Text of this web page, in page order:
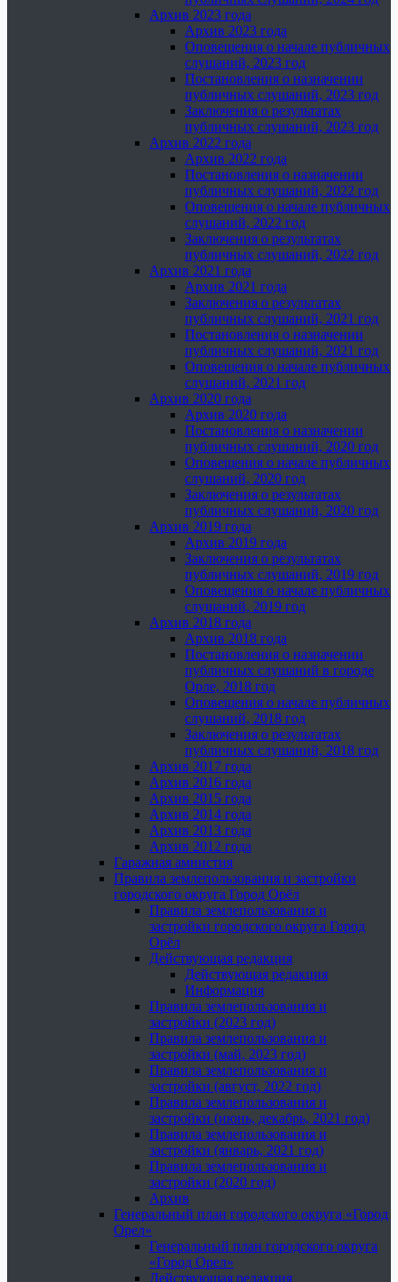
Архив 2023 года
Архив 2023 года
Оповещения о начале публичных
слушаний, 2023 год
Постановления о назначении
публичных слушаний, 2023 год
Заключения о результатах
публичных слушаний, 2023 год
Архив 2022 года
Архив 2022 года
Постановления о назначении
публичных слушаний, 2022 год
Оповещения о начале публичных
слушаний, 2022 год
Заключения о результатах
публичных слушаний, 2022 год
Архив 2021 года
Архив 2021 года
Заключения о результатах
публичных слушаний, 2021 год
Постановления о назначении
публичных слушаний, 2021 год
Оповещения о начале публичных
слушаний, 2021 год
Архив 2020 года
Архив 2020 года
Постановления о назначении
публичных слушаний, 2020 год
Оповещения о начале публичных
слушаний, 2020 год
Заключения о результатах
публичных слушаний, 2020 год
Архив 2019 года
Архив 2019 года
Заключения о результатах
публичных слушаний, 2019 год
Оповещения о начале публичных
слушаний, 2019 год
Архив 2018 года
Архив 2018 года
Постановления о назначении
публичных слушаний в городе
Орле, 2018 год
Оповещения о начале публичных
слушаний, 2018 год
Заключения о результатах
публичных слушаний, 2018 год
Архив 2017 года
Архив 2016 года
Архив 2015 года
Архив 2014 года
Архив 2013 года
Архив 2012 года
Гаражная амнистия
Правила землепользования и застройки
городского округа Город Орёл
Правила землепользования и
застройки городского округа Город
Орёл
Действующая редакция
Действующая редакция
Информация
Правила землепользования и
застройки (2023 год)
Правила землепользования и
застройки (май, 2023 год)
Правила землепользования и
застройки (август, 2022 год)
Правила землепользования и
застройки (июнь, декабрь, 2021 год)
Правила землепользования и
застройки (январь, 2021 год)
Правила землепользования и
застройки (2020 год)
Архив
Генеральный план городского округа «Город
Орел»
Генеральный план городского округа
«Город Орел»
Действующая редакция